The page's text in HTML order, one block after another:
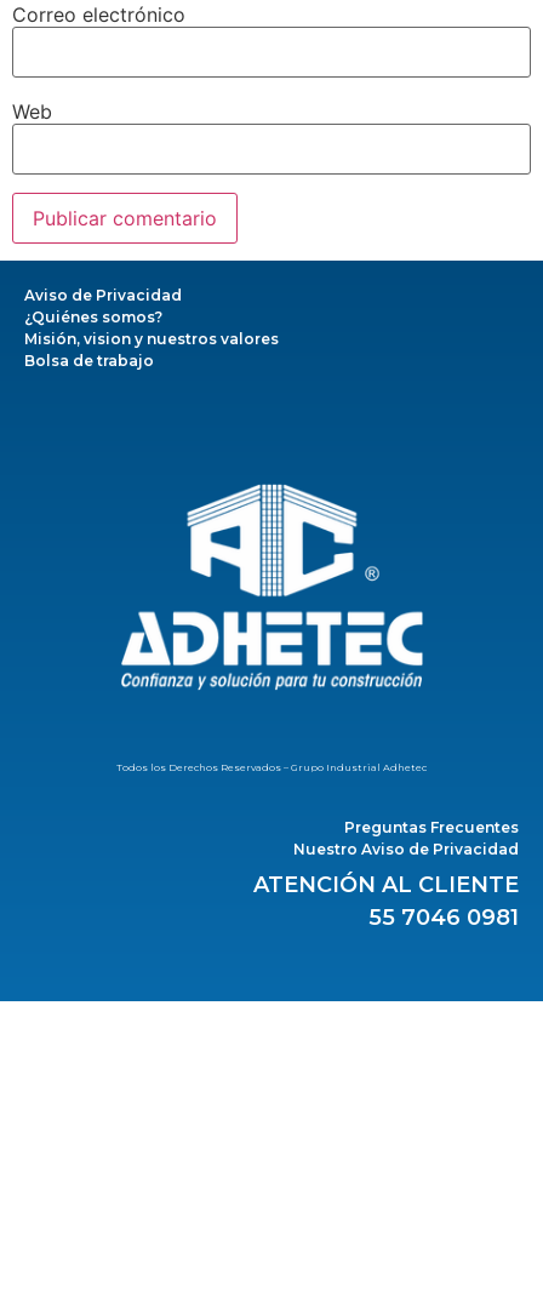
Correo electrónico
Web
Aviso de Privacidad
¿Quiénes somos?
Misión, vision y nuestros valores
Bolsa de trabajo
Todos los Derechos Reservados – Grupo Industrial Adhetec
Preguntas Frecuentes
Nuestro Aviso de Privacidad
ATENCIÓN AL CLIENTE
55 7046 0981